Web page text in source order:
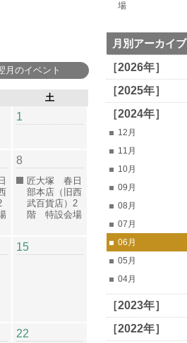
月のイベント
土
1
8
匠大塚 春日
部本店（旧西
武百貨店）2
階 特設会場
15
22
場
月別アーカイブ
［2026年］
［2025年］
［2024年］
12月
11月
10月
09月
08月
07月
06月
05月
04月
［2023年］
［2022年］